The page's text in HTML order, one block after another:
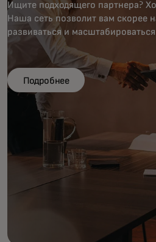
Ищите подходящего партнера?
Наша сеть позволит вам скорее
развиваться и
Подробнее